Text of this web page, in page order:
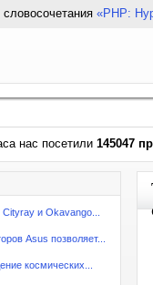
словосочетания «PHP:
нас посетили 145047
и Okavango...
Asus позволяет...
космических...